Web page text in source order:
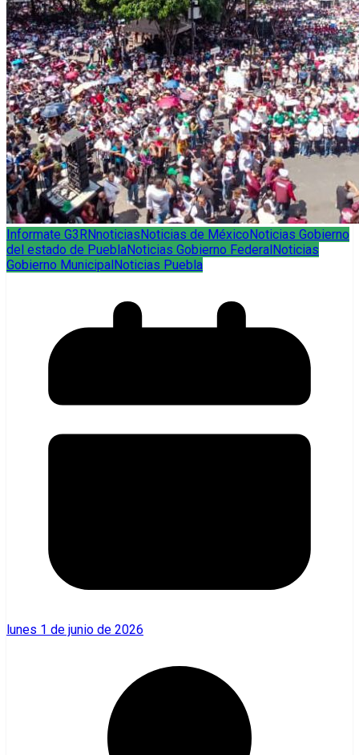
Informate G3RNnoticiasNoticias de MéxicoNoticias Gobierno
del estado de PueblaNoticias Gobierno FederalNoticias
Gobierno MunicipalNoticias Puebla
lunes 1 de junio de 2026